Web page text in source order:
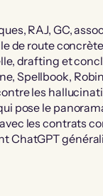
RAJ, GC,
de route
drafting et
Spellbook,
les
pose le
les contrats
ChatGPT